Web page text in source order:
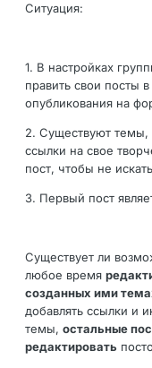
Ситуация:
1. В настройках
править свои посты
опубликования на
2. Существуют темы,
ссылки на свое
пост, чтобы не
3. Первый пост
Существует ли
любое время
созданных ими
добавлять ссылки и
темы, остальные
редактировать